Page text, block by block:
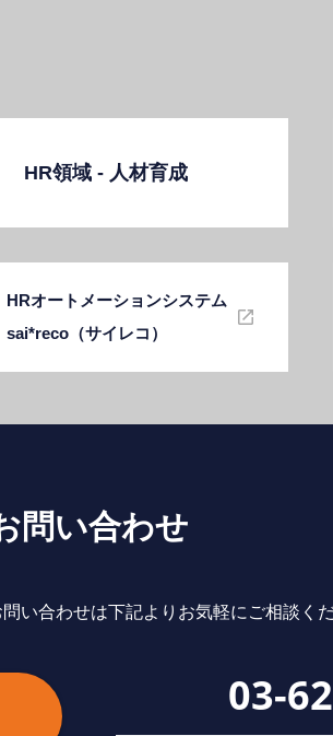
HR領域 - ⼈材育成
HRオートメーションシステム
sai*reco（サイレコ）
問い合わせ
い合わせは下記よりお気軽にご相談くだ
03-